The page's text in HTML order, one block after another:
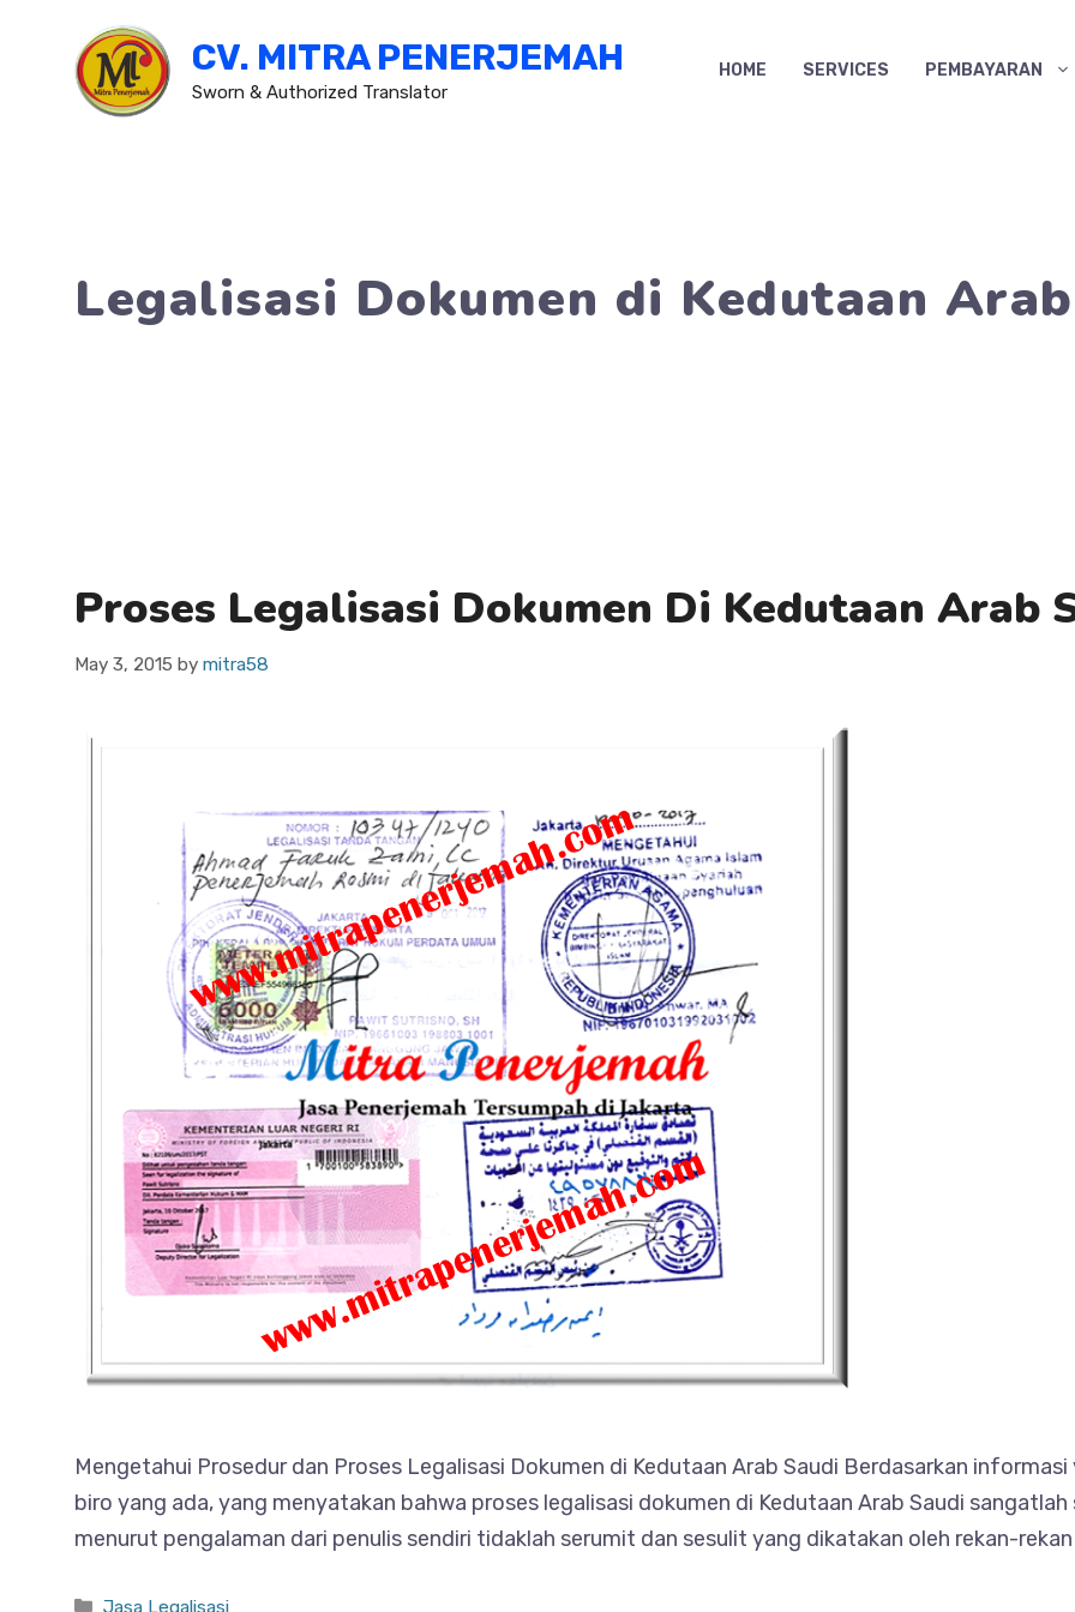
content
CV. MITRA PENERJEMAH
Sworn & Authorized Translator
HOME SERVICES PEMBAYARAN
Legalisasi Dokumen di Kedutaan
Proses Legalisasi Dokumen Di Kedutaan Arab
May 3, 2015 by mitra58
Mengetahui Prosedur dan Proses Legalisasi Dokumen di Kedutaan Arab Saudi Berdasarkan
biro yang ada, yang menyatakan bahwa proses legalisasi dokumen di Kedutaan Arab Saudi
menurut pengalaman dari penulis sendiri tidaklah serumit dan sesulit yang dikatakan oleh rekan-
Categories
Jasa Legalisasi